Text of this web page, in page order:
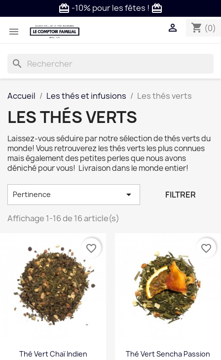
Livraison offerte dès 59€ en France!

shopping_cart (0)

search
Accueil Les thés et infusions Les thés verts
LES THÉS VERTS
Laissez-vous séduire par notre sélection de thés verts du
monde! Vous retrouverez les thés verts les plus connues
mais également des petites perles que nous avons
déniché pour vous! Livraison dans le monde entier!
Pertinence  FILTRER
Affichage 1-16 de 16 article(s)
Thé Vert Chaï Indien
favorite_border
Thé Vert Sencha Passion
favorite_border